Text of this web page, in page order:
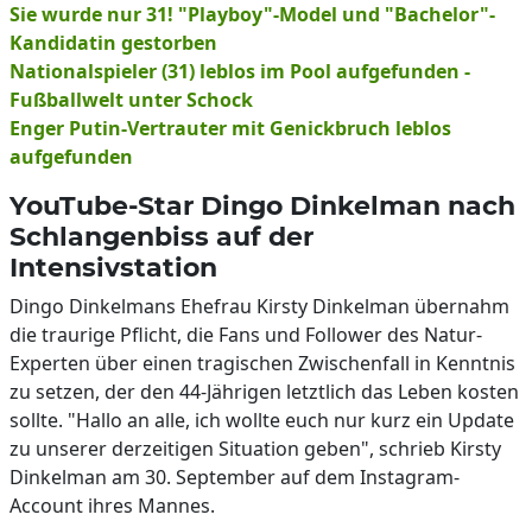
Sie wurde nur 31! "Playboy"-Model und "Bachelor"-
Kandidatin gestorben
Nationalspieler (31) leblos im Pool aufgefunden -
Fußballwelt unter Schock
Enger Putin-Vertrauter mit Genickbruch leblos
aufgefunden
YouTube-Star Dingo Dinkelman nach
Schlangenbiss auf der
Intensivstation
Dingo Dinkelmans Ehefrau Kirsty Dinkelman übernahm
die traurige Pflicht, die Fans und Follower des Natur-
Experten über einen tragischen Zwischenfall in Kenntnis
zu setzen, der den 44-Jährigen letztlich das Leben kosten
sollte. "Hallo an alle, ich wollte euch nur kurz ein Update
zu unserer derzeitigen Situation geben", schrieb Kirsty
Dinkelman am 30. September auf dem Instagram-
Account ihres Mannes.